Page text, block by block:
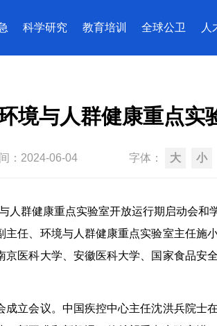
科学研究 教育培训 全球公卫 人
境与人群健康重点实
： 2024-06-04 字体： 大 小
人群健康重点实验室开放运行期启动会
任、环境与人群健康重点实验室主任
医科大学、安徽医科大学、国家食品
立会议。中国疾控中心主任沈洪兵院